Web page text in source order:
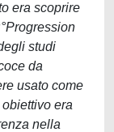
era scoprire
studi
da
usato come
era
nella